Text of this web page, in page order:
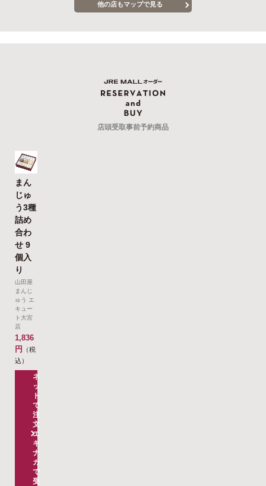
他の店もマップで見る
店頭受取事前予約商品
まん
じゅ
う3種
詰め
合わ
せ 9
個入
り
山田屋
まんじ
ゅう エ
キュー
ト大宮
店
1,836
円
（税
込）
ネ
ッ
ト
で
注
文
エ
キ
ナ
カ
で
受